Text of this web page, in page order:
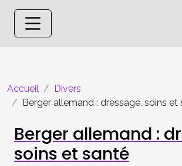
Accueil
Divers
Berger allemand : dressage, soins et
Berger allemand :
soins et santé